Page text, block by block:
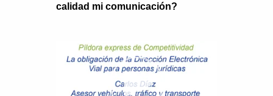
calidad mi comunicación?